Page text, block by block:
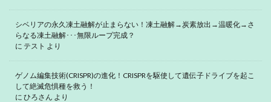
シベリアの永久凍土融解が止まらない！凍土融解→炭素放出→温暖化→さ
らなる凍土融解･･･無限ループ完成？
に テスト より
ゲノム編集技術(CRISPR)の進化！CRISPRを駆使して遺伝子ドライブを起こ
して絶滅危惧種を救う！
に ひろさん より